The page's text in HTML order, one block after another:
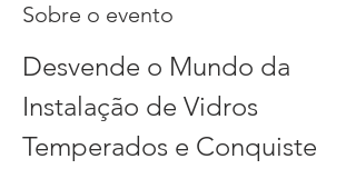
Sobre o evento
Desvende o Mundo da
Instalação de Vidros
Temperados e Conquiste